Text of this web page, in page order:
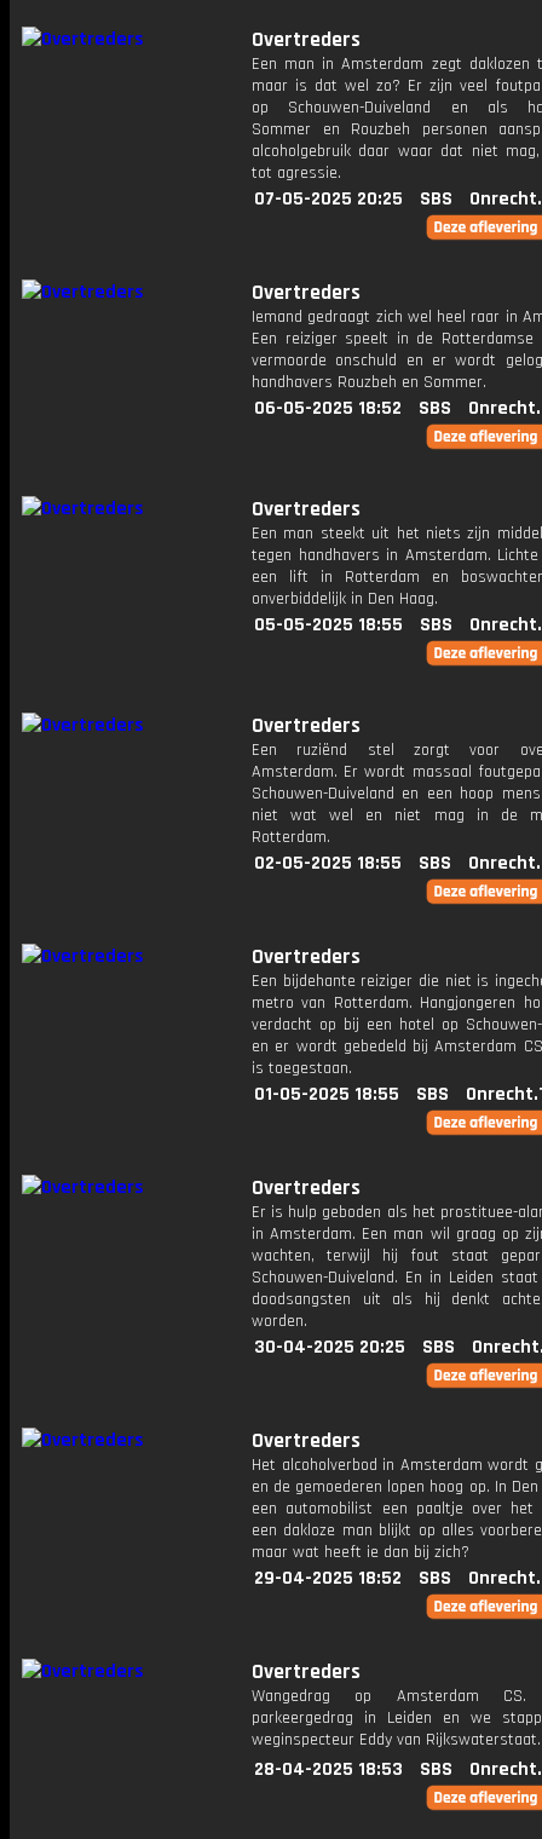
Overtreders
Een man in Amsterdam zegt daklozen
maar is dat wel zo? Er zijn veel
op Schouwen-Duiveland en als
Sommer en Rouzbeh personen
alcoholgebruik daar waar dat niet
tot agressie.
07-05-2025 20:25 SBS
Overtreders
Iemand gedraagt zich wel heel raar in
Een reiziger speelt in de Rotterdamse
vermoorde onschuld en er wordt
handhavers Rouzbeh en Sommer.
06-05-2025 18:52 SBS
Overtreders
Een man steekt uit het niets zijn
tegen handhavers in Amsterdam.
een lift in Rotterdam en
onverbiddelijk in Den Haag.
05-05-2025 18:55 SBS
Overtreders
Een ruziënd stel zorgt voor
Amsterdam. Er wordt massaal
Schouwen-Duiveland en een hoop
niet wat wel en niet mag in de
Rotterdam.
02-05-2025 18:55 SBS
Overtreders
Een bijdehante reiziger die niet is
metro van Rotterdam. Hangjongeren
verdacht op bij een hotel op Schouwen-
en er wordt gebedeld bij Amsterdam
is toegestaan.
01-05-2025 18:55 SBS
Overtreders
Er is hulp geboden als het prostituee-
in Amsterdam. Een man wil graag op
wachten, terwijl hij fout staat
Schouwen-Duiveland. En in Leiden
doodsangsten uit als hij denkt
worden.
30-04-2025 20:25 SBS
Overtreders
Het alcoholverbod in Amsterdam wordt
en de gemoederen lopen hoog op. In
een automobilist een paaltje over het
een dakloze man blijkt op alles
maar wat heeft ie dan bij zich?
29-04-2025 18:52 SBS
Overtreders
Wangedrag op Amsterdam CS.
parkeergedrag in Leiden en we
weginspecteur Eddy van Rijkswaterstaat.
28-04-2025 18:53 SBS